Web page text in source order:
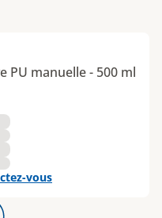
- 500 ml est ajouté
PU manuelle - 500 ml
vous